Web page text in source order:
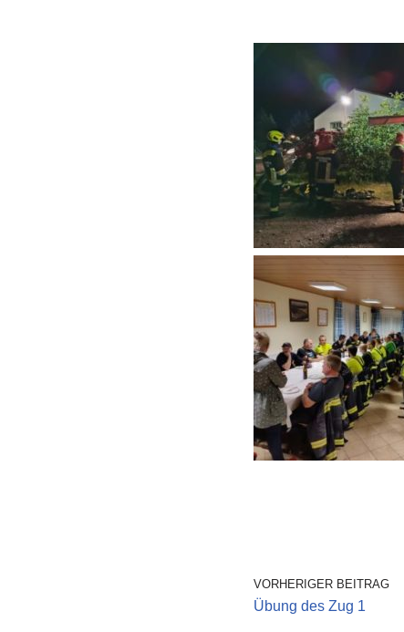
VORHERIGER BEITRAG
Übung des Zug 1